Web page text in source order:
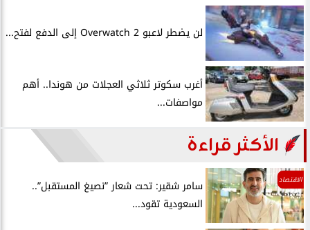
لن يضطر لاعبو Overwatch 2 إلى الدفع لفتح...
أغرب سكوتر ثلاثي العجلات من هوندا.. أهم
مواصفات...
الأكثر قراءة
الاقتصاد
سامر شقير: تحت شعار ”نصيغ المستقبل”..
السعودية تقود...